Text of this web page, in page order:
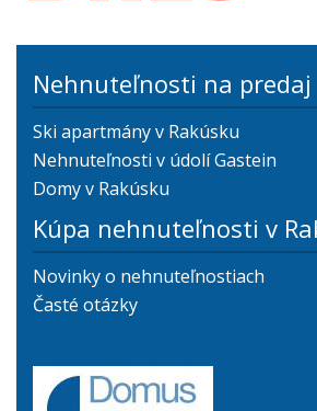
Nehnuteľnosti na predaj
Ski apartmány v Rakúsku
Nehnuteľnosti v údolí Gastein
Domy v Rakúsku
Kúpa nehnuteľnosti v
Novinky o nehnuteľnostiach
Časté otázky